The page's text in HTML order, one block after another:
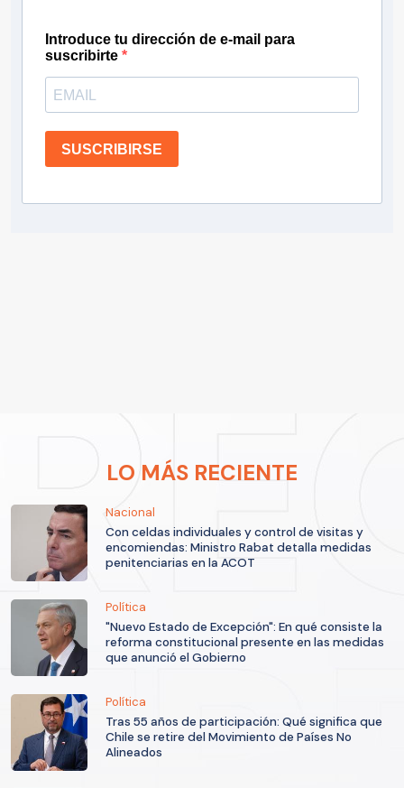
Introduce tu dirección de e-mail para
suscribirte
SUSCRIBIRSE
LO MÁS RECIENTE
Nacional
Con celdas individuales y control de visitas y
encomiendas: Ministro Rabat detalla medidas
penitenciarias en la ACOT
Política
"Nuevo Estado de Excepción": En qué consiste la
reforma constitucional presente en las medidas
que anunció el Gobierno
Política
Tras 55 años de participación: Qué significa que
Chile se retire del Movimiento de Países No
Alineados